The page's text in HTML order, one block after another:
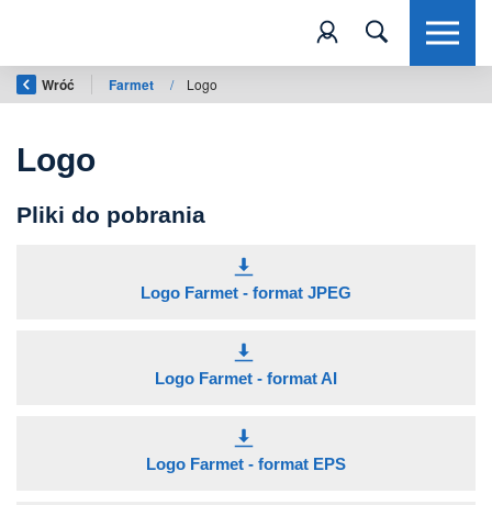
Wróć Farmet / Logo
Logo
Pliki do pobrania
Logo Farmet - format JPEG
Logo Farmet - format AI
Logo Farmet - format EPS